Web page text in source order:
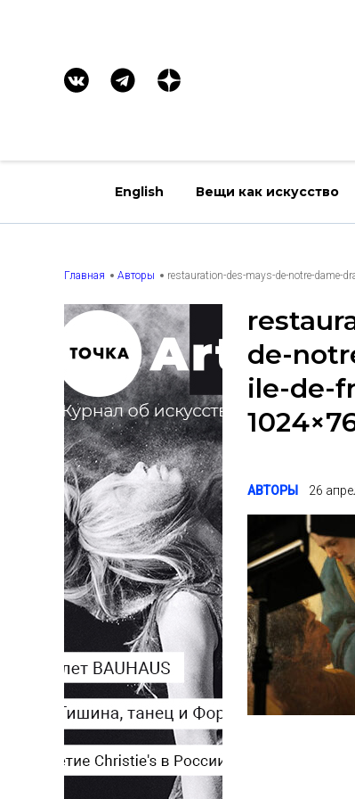
English Вещи как искусство
Главная Авторы restauration-des-mays-de-notre-dame-
de-
ile-de-
АВТОРЫ 26